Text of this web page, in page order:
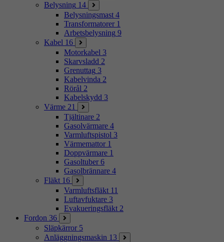
Belysning 14
Belysningsmast 4
Transformatorer 1
Arbetsbelysning 9
Kabel 16
Motorkabel 3
Skarvsladd 2
Grenuttag 3
Kabelvinda 2
Rörål 2
Kabelskydd 3
Värme 21
Tjältinare 2
Gasolvärmare 4
Varmluftspistol 3
Värmemattor 1
Doppvärmare 1
Gasoltuber 6
Gasolbrännare 4
Fläkt 16
Varmluftsfläkt 11
Luftavfuktare 3
Evakueringsfläkt 2
Fordon 36
Släpkärror 5
Anläggningsmaskin 13